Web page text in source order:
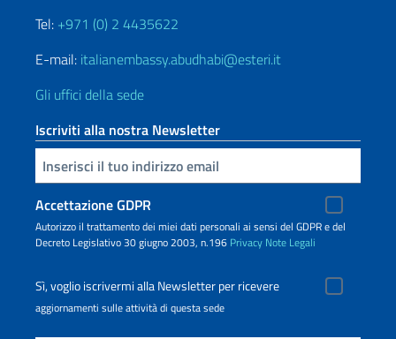
Tel: +971 (0) 2 4435622
E-mail: italianembassy.abudhabi@esteri.it
Gli uffici della sede
Iscriviti alla nostra Newsletter
Inserisci la tua email
Accettazione GDPR
Autorizzo il trattamento dei miei dati personali ai sensi del GDPR e del
Decreto Legislativo 30 giugno 2003, n.196 Privacy Note Legali
Sì, voglio iscrivermi alla Newsletter per ricevere
aggiornamenti sulle attività di questa sede